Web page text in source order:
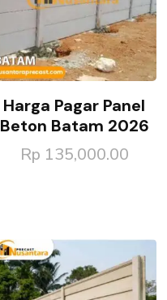
Harga Pagar Panel
Beton Batam 2026
Rp 135,000.00